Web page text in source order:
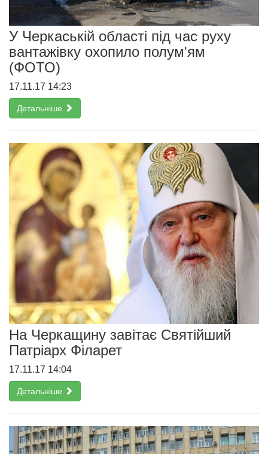
У Черкаській області під час руху
вантажівку охопило полум'ям
(ФОТО)
17.11.17 14:23
Детальніше
На Черкащину завітає Святійший
Патріарх Філарет
17.11.17 14:04
Детальніше